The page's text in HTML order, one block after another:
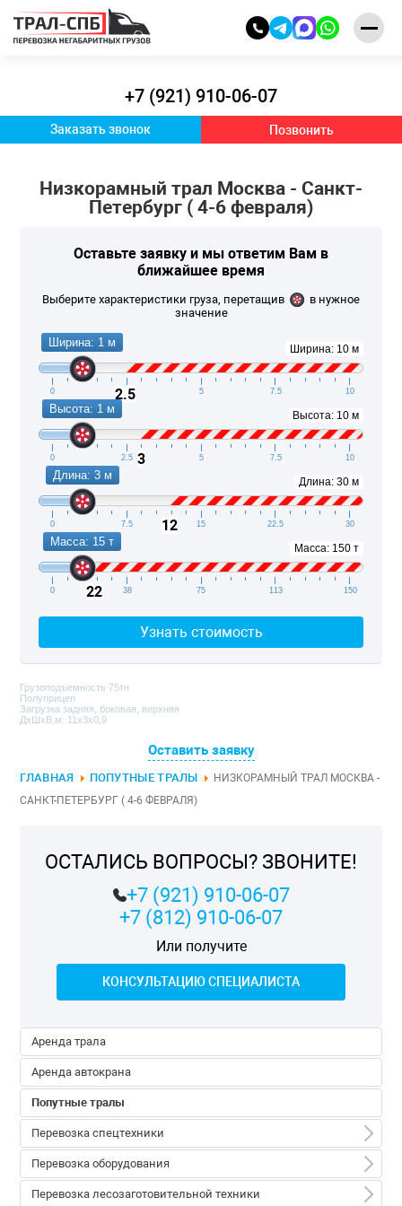
+7 (921) 910-06-07
Заказать звонок Позвонить
Низкорамный трал Москва - Санкт-
Петербург ( 4-6 февраля)
Оставьте заявку и мы ответим Вам в
ближайшее время
Выберите характеристики груза, перетащив
в нужное
значение
Ширина: 10 м
Ширина: 1 м
0 2.5 5 7.5 10
2.5
Высота: 10 м
Высота: 1 м
0 2.5 5 7.5 10
3
Длина: 30 м
Длина: 3 м
0 7.5 15 22.5 30
12
Масса: 150 т
Масса: 15 т
0 38 75 113 150
22
Узнать стоимость
Грузоподъемность 75тн
Полуприцеп
Загрузка задняя, боковая, верхняя
ДxШxВ,м: 11x3x0,9
Оставить заявку
ГЛАВНАЯ ПОПУТНЫЕ ТРАЛЫ
НИЗКОРАМНЫЙ ТРАЛ МОСКВА -
САНКТ-ПЕТЕРБУРГ ( 4-6 ФЕВРАЛЯ)
ОСТАЛИСЬ ВОПРОСЫ? ЗВОНИТЕ!
+7 (921) 910-06-07
+7 (812) 910-06-07
Или получите
КОНСУЛЬТАЦИЮ СПЕЦИАЛИСТА
Аренда трала
Аренда автокрана
Попутные тралы
Перевозка спецтехники
Перевозка спецтехники
Перевозка оборудования
Перевозка оборудования
Перевозка лесозаготовительной техники